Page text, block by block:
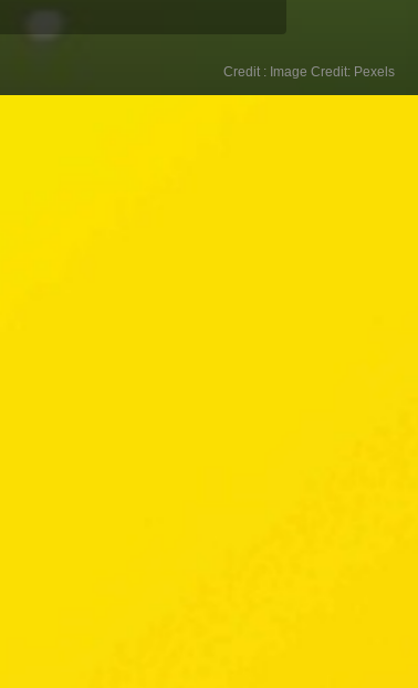
Credit : Image Credit: Pexels